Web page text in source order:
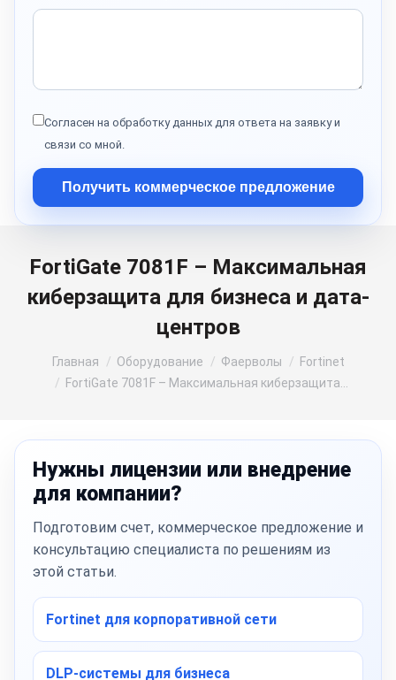
FortiGate 7081F – Максимальная
киберзащита для бизнеса и дата-
центров
Вы здесь:Главная Оборудование Фаерволы
Fortinet
FortiGate 7081F – Максимальная киберзащита…
Согласен на обработку данных для ответа на заявку и
связи со мной.
Получить коммерческое предложение
Нужны лицензии или внедрение
для компании?
Подготовим счет, коммерческое предложение и
консультацию специалиста по решениям из
этой статьи.
Fortinet для корпоративной сети
DLP-системы для бизнеса